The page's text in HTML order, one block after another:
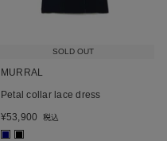
SOLD OUT
MURRAL
Petal collar lace dress
¥53,900 税込
■ ■